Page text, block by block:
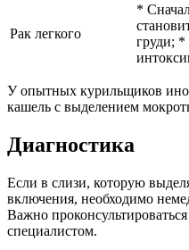
Рак легкого
*
груди; *
У опытных курильщиков
кашель с выделением
Диагностика
Если в слизи, которую
включения, необходимо
Важно
специалистом.